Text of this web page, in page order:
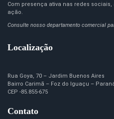
Com presença ativa nas redes
ação.
Consulte nosso departamento comercial
Localização
Rua Goya, 70 – Jardim Buenos Aires
Bairro Carimã – Foz do Iguaçu –
CEP -85.855-675
Contato